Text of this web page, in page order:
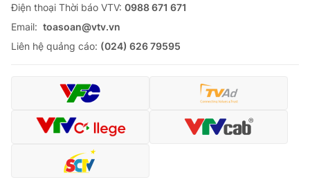
Ðiện thoại Thời báo VTV: 0988 671 671
Email: toasoan@vtv.vn
Liên hệ quảng cáo: (024) 626 79595